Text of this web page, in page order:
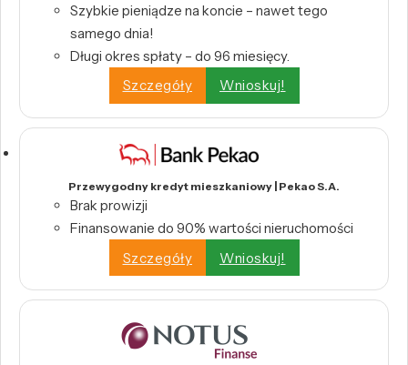
Szybkie pieniądze na koncie – nawet tego
samego dnia!
Długi okres spłaty – do 96 miesięcy.
Szczegóły
Wnioskuj!
Przewygodny kredyt mieszkaniowy | Pekao S.A.
Brak prowizji
Finansowanie do 90% wartości nieruchomości
Szczegóły
Wnioskuj!